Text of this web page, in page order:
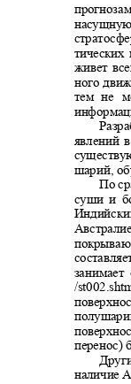
насущную
живет
ного
тем не
явлений
шарий,
По
суши и
/
перенос)
наличие